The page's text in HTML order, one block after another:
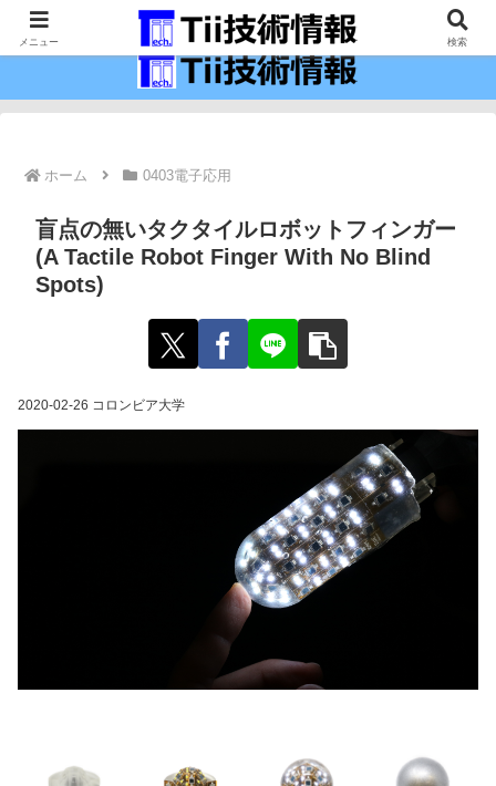
最新の科学技術の情報インフラ。
ホーム 0403電子応用
盲点の無いタクタイルロボットフィンガー
(A Tactile Robot Finger With No Blind
Spots)
2020-02-26 コロンビア大学
メニュー 検索